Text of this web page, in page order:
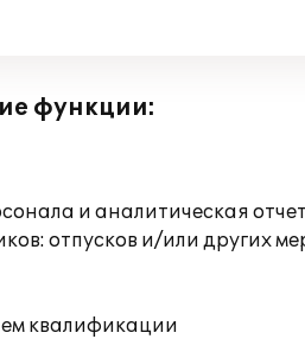
функции:
и аналитическая
отпусков и/или других
квалификации